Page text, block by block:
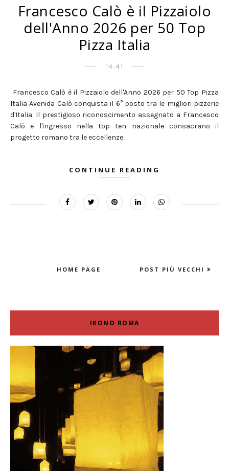
Francesco Calò è il Pizzaiolo
dell'Anno 2026 per 50 Top
Pizza Italia
14:41
Francesco Calò è il Pizzaiolo dell'Anno 2026 per 50 Top Pizza
Italia Avenida Calò conquista il 6° posto tra le migliori pizzerie
d'Italia. Il prestigioso riconoscimento assegnato a Francesco
Calò e l'ingresso nella top ten nazionale consacrano il
progetto romano tra le eccellenze...
CONTINUE READING
POST PIÙ VECCHI
HOME PAGE
IKONO ROMA